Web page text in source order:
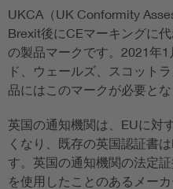
UKCA（UK Conformity
Brexit後にCEマーキングに
の製品マークです。2021年
ド、ウェールズ、スコット
品にはこのマークが必要とな
英国の通知機関は、EUに対
くなり、既存の英国認証書
す。英国の通知機関の法定
を使用したことのあるメー